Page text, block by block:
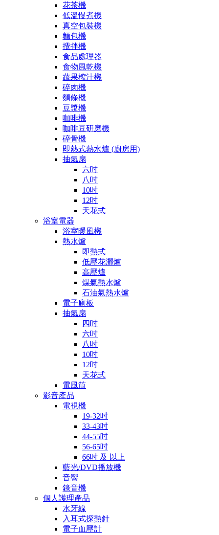
花茶機
低溫慢煮機
真空包裝機
麵包機
攪拌機
食品處理器
食物風乾機
蔬果榨汁機
碎肉機
麵條機
豆漿機
咖啡機
咖啡豆研磨機
碎骨機
即熱式熱水爐 (廚房用)
抽氣扇
六吋
八吋
10吋
12吋
天花式
浴室電器
浴室暖風機
熱水爐
即熱式
低壓花灑爐
高壓爐
煤氣熱水爐
石油氣熱水爐
電子廁板
抽氣扇
四吋
六吋
八吋
10吋
12吋
天花式
電風筒
影音產品
電視機
19-32吋
33-43吋
44-55吋
56-65吋
66吋 及 以上
藍光/DVD播放機
音響
錄音機
個人護理產品
水牙線
入耳式探熱針
電子血壓計